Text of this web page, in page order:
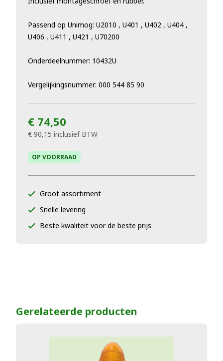
Passend op Unimog: U2010 , U401 , U402 , U404 ,
U406 , U411 , U421 , U70200
Onderdeelnummer: 10432U
Vergelijkingsnummer: 000 544 85 90
€ 74,50
€ 90,15 inclusief BTW
OP VOORRAAD
Groot assortiment
Snelle levering
Beste kwaliteit voor de beste prijs
Gerelateerde producten